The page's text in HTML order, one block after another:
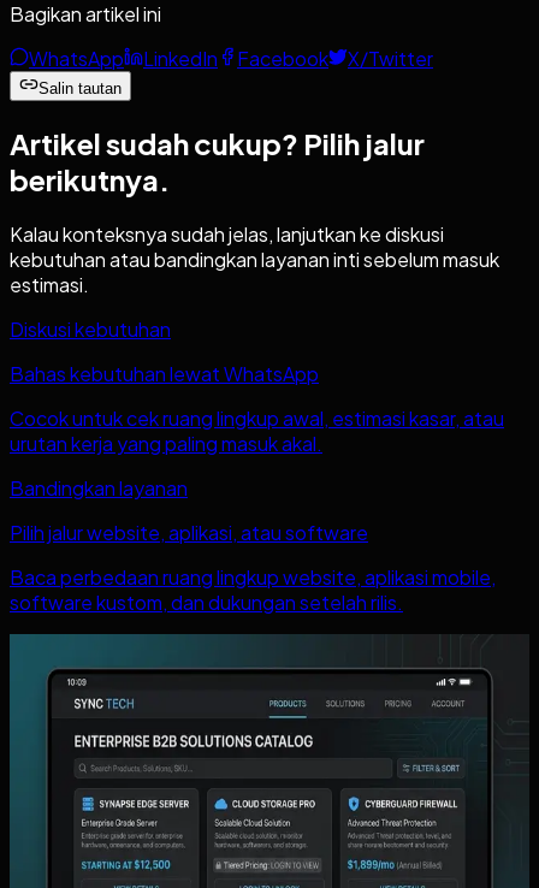
Bagikan artikel ini
WhatsApp
LinkedIn Facebook X/Twitter
Salin tautan
Artikel sudah cukup? Pilih jalur
berikutnya.
Kalau konteksnya sudah jelas, lanjutkan ke diskusi
kebutuhan atau bandingkan layanan inti sebelum masuk
estimasi.
Diskusi kebutuhan
Bahas kebutuhan lewat WhatsApp
Cocok untuk cek ruang lingkup awal, estimasi kasar, atau
urutan kerja yang paling masuk akal.
Bandingkan layanan
Pilih jalur website, aplikasi, atau software
Baca perbedaan ruang lingkup website, aplikasi mobile,
software kustom, dan dukungan setelah rilis.
Artikel lain yang mungkin relevan
Lihat semua artikel
Dasbor Keuangan Sederhana untuk Pemilik:
Angka Mana yang Harus Dipantau Harian Tanpa
Menunggu Rekap Manual?